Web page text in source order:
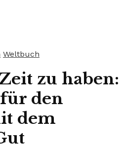
Weltbuch
zu haben:
den
dem